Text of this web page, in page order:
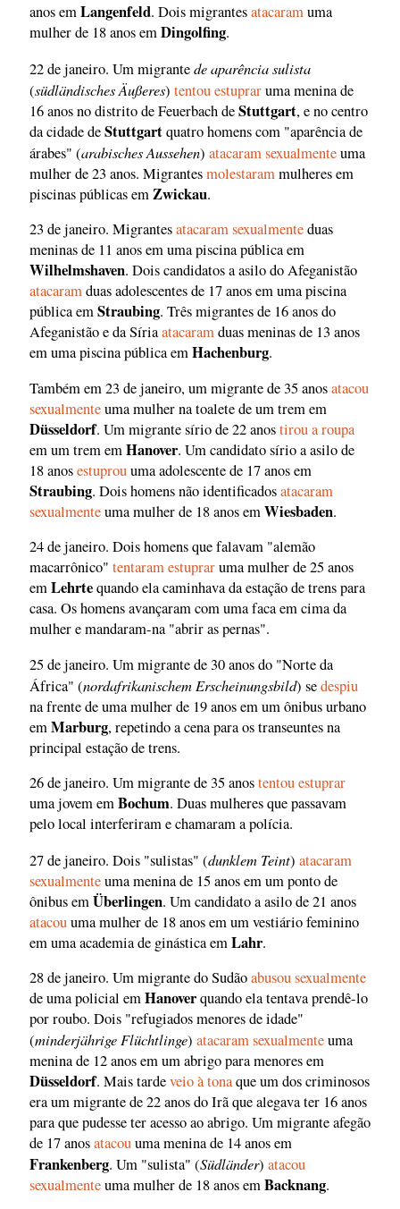
anos emLangenfeld. Dois migrantesatacaramuma
mulher de 18 anos emDingolfing.
22 de janeiro. Um migrantede aparência sulista
(südländisches Äußeres) tentou estupraruma menina de
16 anos no distrito de Feuerbach deStuttgart, e no centro
da cidade deStuttgartquatro homens com "aparência de
árabes" (arabisches Aussehen) atacaram sexualmenteuma
mulher de 23 anos. Migrantesmolestarammulheres em
piscinas públicas emZwickau.
23 de janeiro. Migrantesatacaram sexualmenteduas
meninas de 11 anos em uma piscina pública em
Wilhelmshaven. Dois candidatos a asilo do Afeganistão
atacaramduas adolescentes de 17 anos em uma piscina
pública emStraubing. Três migrantes de 16 anos do
Afeganistão e da Síriaatacaramduas meninas de 13 anos
em uma piscina pública emHachenburg.
Também em 23 de janeiro, um migrante de 35 anosatacou
sexualmenteuma mulher na toalete de um trem em
Düsseldorf. Um migrante sírio de 22 anostirou a roupa
em um trem emHanover. Um candidato sírio a asilo de
18 anosestuprouuma adolescente de 17 anos em
Straubing. Dois homens não identificadosatacaram
sexualmenteuma mulher de 18 anos emWiesbaden.
24 de janeiro. Dois homens que falavam "alemão
macarrônico" tentaram estupraruma mulher de 25 anos
emLehrtequando ela caminhava da estação de trens para
casa. Os homens avançaram com uma faca em cima da
mulher e mandaram-na "abrir as pernas".
25 de janeiro. Um migrante de 30 anos do "Norte da
África" (nordafrikanischem Erscheinungsbild) sedespiu
na frente de uma mulher de 19 anos em um ônibus urbano
emMarburg, repetindo a cena para os transeuntes na
principal estação de trens.
26 de janeiro. Um migrante de 35 anostentou estuprar
uma jovem emBochum. Duas mulheres que passavam
pelo local interferiram e chamaram a polícia.
27 de janeiro. Dois "sulistas" (dunklem Teint) atacaram
sexualmenteuma menina de 15 anos em um ponto de
ônibus emÜberlingen. Um candidato a asilo de 21 anos
atacouuma mulher de 18 anos em um vestiário feminino
em uma academia de ginástica emLahr.
28 de janeiro. Um migrante do Sudãoabusou sexualmente
de uma policial emHanoverquando ela tentava prendê-lo
por roubo. Dois "refugiados menores de idade"
(minderjährige Flüchtlinge) atacaram sexualmenteuma
menina de 12 anos em um abrigo para menores em
Düsseldorf. Mais tardeveio à tonaque um dos criminosos
era um migrante de 22 anos do Irã que alegava ter 16 anos
para que pudesse ter acesso ao abrigo. Um migrante afegão
de 17 anosatacouuma menina de 14 anos em
Frankenberg. Um "sulista" (Südländer) atacou
sexualmenteuma mulher de 18 anos emBacknang.